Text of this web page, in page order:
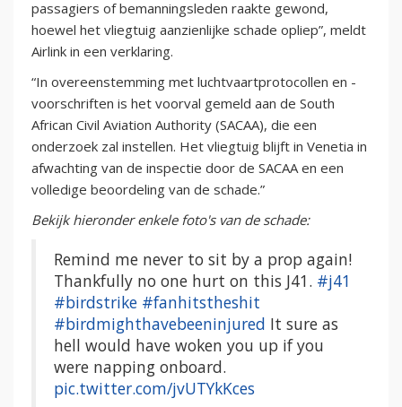
passagiers of bemanningsleden raakte gewond,
hoewel het vliegtuig aanzienlijke schade opliep”, meldt
Airlink in een verklaring.
“In overeenstemming met luchtvaartprotocollen en -
voorschriften is het voorval gemeld aan de South
African Civil Aviation Authority (SACAA), die een
onderzoek zal instellen. Het vliegtuig blijft in Venetia in
afwachting van de inspectie door de SACAA en een
volledige beoordeling van de schade.”
Bekijk hieronder enkele foto's van de schade:
Remind me never to sit by a prop again!
Thankfully no one hurt on this J41. #j41
#birdstrike #fanhitstheshit
#birdmighthavebeeninjured It sure as
hell would have woken you up if you
were napping onboard.
pic.twitter.com/jvUTYkKces